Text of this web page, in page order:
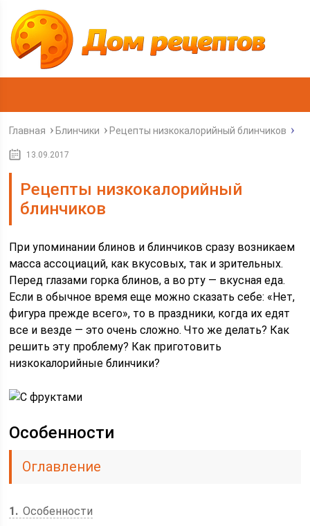
Главная Блинчики Рецепты низкокалорийный блинчиков
13.09.2017
Рецепты низкокалорийный
блинчиков
При упоминании блинов и блинчиков сразу возникаем
масса ассоциаций, как вкусовых, так и зрительных.
Перед глазами горка блинов, а во рту — вкусная еда.
Если в обычное время еще можно сказать себе: «Нет,
фигура прежде всего», то в праздники, когда их едят
все и везде — это очень сложно. Что же делать? Как
решить эту проблему? Как приготовить
низкокалорийные блинчики?
Особенности
Оглавление
1
Особенности